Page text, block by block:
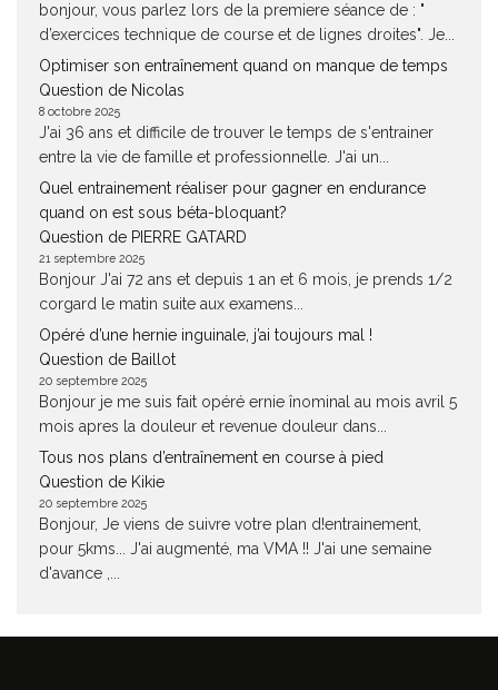
bonjour, vous parlez lors de la premiere séance de : "
d’exercices technique de course et de lignes droites". Je...
Optimiser son entraînement quand on manque de temps
Question de Nicolas
8 octobre 2025
J'ai 36 ans et difficile de trouver le temps de s'entrainer
entre la vie de famille et professionnelle. J'ai un...
Quel entrainement réaliser pour gagner en endurance
quand on est sous béta-bloquant?
Question de PIERRE GATARD
21 septembre 2025
Bonjour J'ai 72 ans et depuis 1 an et 6 mois, je prends 1/2
corgard le matin suite aux examens...
Opéré d’une hernie inguinale, j’ai toujours mal !
Question de Baillot
20 septembre 2025
Bonjour je me suis fait opéré ernie înominal au mois avril 5
mois apres la douleur et revenue douleur dans...
Tous nos plans d’entraînement en course à pied
Question de Kikie
20 septembre 2025
Bonjour, Je viens de suivre votre plan d!entrainement,
pour 5kms... J'ai augmenté, ma VMA !! J'ai une semaine
d'avance ,...